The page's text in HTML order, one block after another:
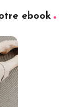
ebook